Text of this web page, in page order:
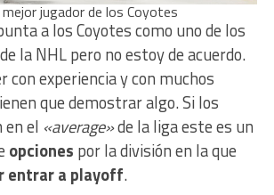
mejor jugador de los Coyotes
a los Coyotes como uno de los
la NHL pero no estoy de acuerdo.
con experiencia y con muchos
que demostrar algo. Si los
el «average»de la liga este es un
opciones por la división en la que
entrar a playoff.